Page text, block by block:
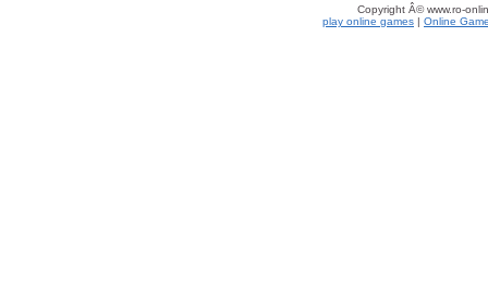
Copyright Â© www.ro-
play online games | Online